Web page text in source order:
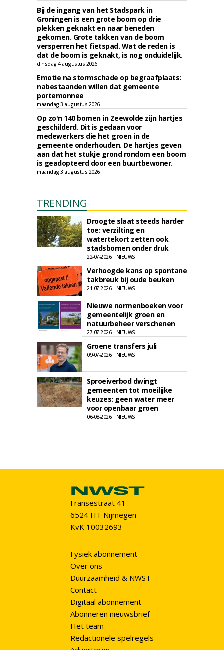
Bij de ingang van het Stadspark in
Groningen is een grote boom op drie
plekken geknakt en naar beneden
gekomen. Grote takken van de boom
versperren het fietspad. Wat de reden is
dat de boom is geknakt, is nog onduidelijk.
dinsdag 4 augustus 2026
Emotie na stormschade op begraafplaats:
nabestaanden willen dat gemeente
portemonnee
maandag 3 augustus 2026
Op zo'n 140 bomen in Zeewolde zijn hartjes
geschilderd. Dit is gedaan voor
medewerkers die het groen in de
gemeente onderhouden. De hartjes geven
aan dat het stukje grond rondom een boom
is geadopteerd door een buurtbewoner.
maandag 3 augustus 2026
TRENDING
Droogte slaat steeds harder
toe: verzilting en
watertekort zetten ook
stadsbomen onder druk
22-07-2026 | NIEUWS
Verhoogde kans op spontane
takbreuk bij oude beuken
21-07-2026 | NIEUWS
Nieuwe normenboeken voor
gemeentelijk groen en
natuurbeheer verschenen
27-07-2026 | NIEUWS
Groene transfers juli
09-07-2026 | NIEUWS
Sproeiverbod dwingt
gemeenten tot moeilijke
keuzes: geen water meer
voor openbaar groen
06-08-2026 | NIEUWS
Fransestraat 41
6524 HT Nijmegen
KvK 10032693
Fysiek abonnement
Over ons
Duurzaamheid & NWST
Contact
Digitaal abonnement
Abonneren nieuwsbrief
Het team
Redactionele spelregels